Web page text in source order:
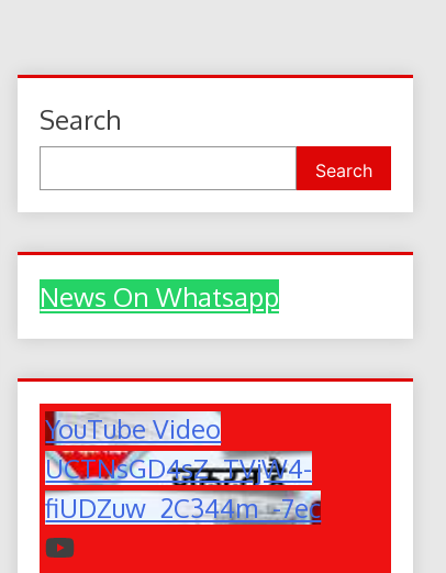
Search
Search
News On Whatsapp
YouTube Video
UCTNsGD4sZ_TVjW4-
fiUDZuw_2C344m_-7ec